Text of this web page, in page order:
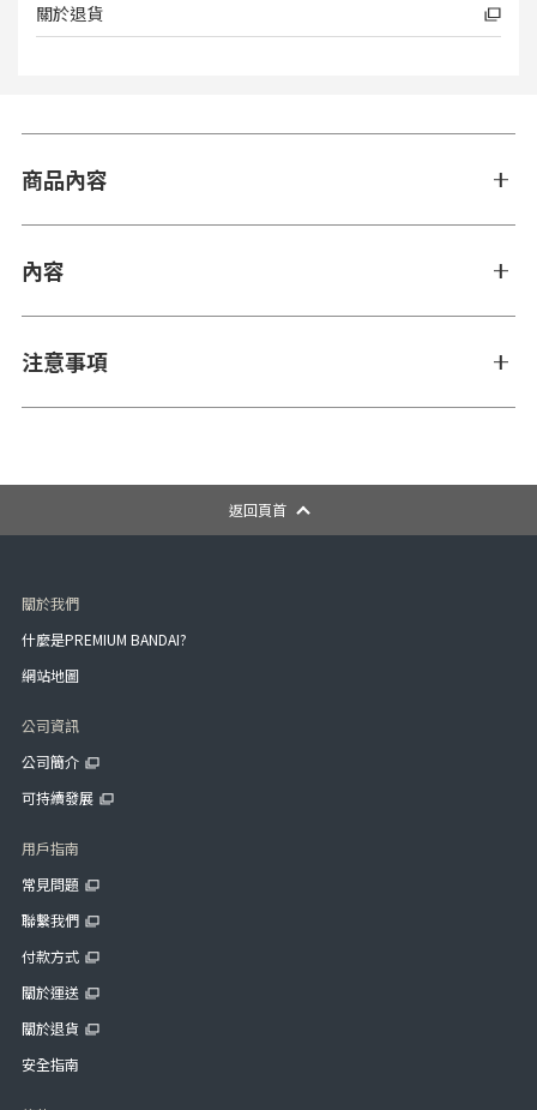
關於退貨
商品內容
內容
注意事項
返回頁首
關於我們
什麼是PREMIUM BANDAI?
網站地圖
公司資訊
公司簡介
可持續發展
用戶指南
常見問題
聯繫我們
付款方式
關於運送
關於退貨
安全指南